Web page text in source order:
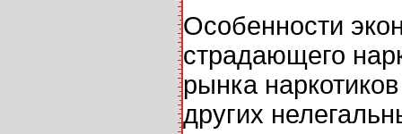
Особенности
страдающего
рынка
других